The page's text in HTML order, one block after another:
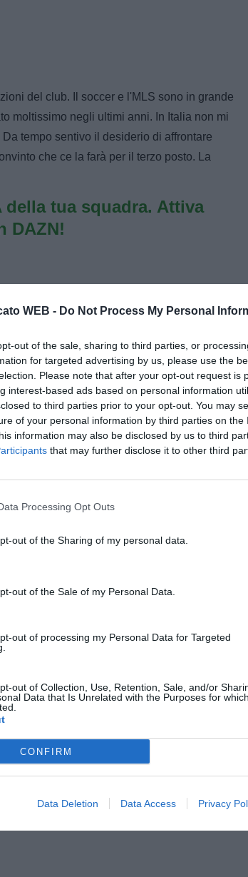
WEB - Do Not Process My Personal
out of the sale, sharing to third parties, or
for targeted advertising by us, please use the
Please note that after your opt-out request is
interest-based ads based on personal information
to third parties prior to your opt-out. You may
of your personal information by third parties on the
information may also be disclosed by us to third
that may further disclose it to other third
Processing Opt Outs
out of the Sharing of my personal data.
out of the Sale of my Personal Data.
out of processing my Personal Data for Targeted
out of Collection, Use, Retention, Sale, and/or
Data that Is Unrelated with the Purposes for
CONFIRM
Data Deletion Data Access Privacy
del club. Il soccer e l'MLS sono in grande
moltissimo negli ultimi anni. In Italia non mi
tempo sentivo il desiderio di affrontare
che ce la farà per il terzo posto. La
tua squadra. Attiva
DAZN!